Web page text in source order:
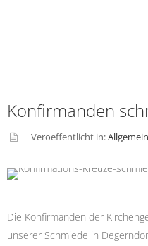
Konfirmanden
e
Veroeffentlicht in:Allgemein
Die Konfirmanden der
unserer Schmiede in